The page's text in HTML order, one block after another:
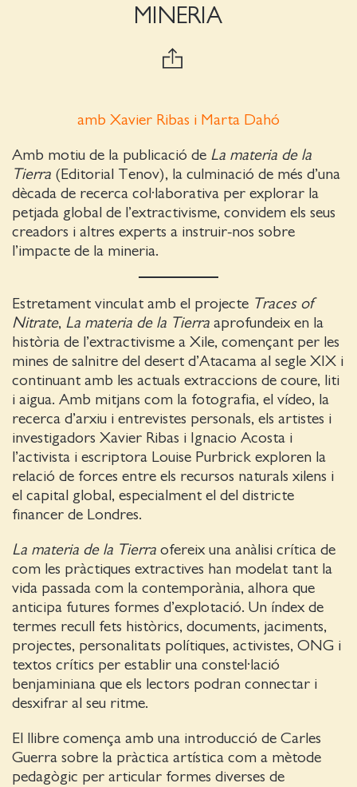
MINERIA
amb Xavier Ribas i Marta Dahó
Amb motiu de la publicació de La materia de la
Tierra (Editorial Tenov), la culminació de més d’una
dècada de recerca col·laborativa per explorar la
petjada global de l’extractivisme, convidem els seus
creadors i altres experts a instruir-nos sobre
l’impacte de la mineria.
Estretament vinculat amb el projecte Traces of
Nitrate, La materia de la Tierra aprofundeix en la
història de l’extractivisme a Xile, començant per les
mines de salnitre del desert d’Atacama al segle XIX i
continuant amb les actuals extraccions de coure, liti
i aigua. Amb mitjans com la fotografia, el vídeo, la
recerca d’arxiu i entrevistes personals, els artistes i
investigadors Xavier Ribas i Ignacio Acosta i
l’activista i escriptora Louise Purbrick exploren la
relació de forces entre els recursos naturals xilens i
el capital global, especialment el del districte
financer de Londres.
La materia de la Tierra ofereix una anàlisi crítica de
com les pràctiques extractives han modelat tant la
vida passada com la contemporània, alhora que
anticipa futures formes d’explotació. Un índex de
termes recull fets històrics, documents, jaciments,
projectes, personalitats polítiques, activistes, ONG i
textos crítics per establir una constel·lació
benjaminiana que els lectors podran connectar i
desxifrar al seu ritme.
El llibre comença amb una introducció de Carles
Guerra sobre la pràctica artística com a mètode
pedagògic per articular formes diverses de